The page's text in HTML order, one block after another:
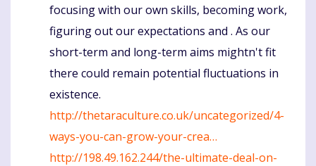
focusing with our own skills, becoming work,
figuring out our expectations and . As our
short-term and long-term aims mightn't fit
there could remain potential fluctuations in
existence.
http://thetaraculture.co.uk/uncategorized/4-
ways-you-can-grow-your-crea…
http://198.49.162.244/the-ultimate-deal-on-